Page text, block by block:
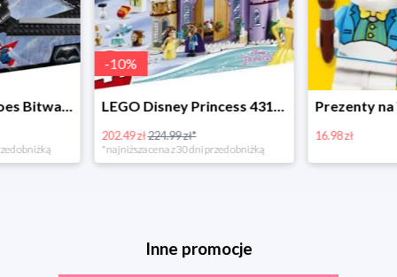
LEGO Super Heroes Bitwa powietrzna w super cenie
obniżką
-10%
LEGO Disney Princess 43180 Zimowe święto w zamku Belli
202.49 zł224.99 zł*
*najniższa cena z 30 dni przed obniżką
16.98 zł
Inne promocje